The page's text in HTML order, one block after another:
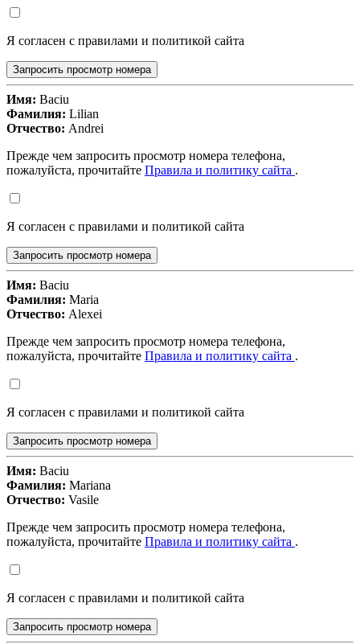
Я согласен с правилами и политикой сайта
Запросить просмотр номера
Имя: Baciu
Фамилия: Lilian
Отчество: Andrei
Прежде чем запросить просмотр номера телефона,
пожалуйста, прочитайте Правила и политику сайта .
Я согласен с правилами и политикой сайта
Запросить просмотр номера
Имя: Baciu
Фамилия: Maria
Отчество: Alexei
Прежде чем запросить просмотр номера телефона,
пожалуйста, прочитайте Правила и политику сайта .
Я согласен с правилами и политикой сайта
Запросить просмотр номера
Имя: Baciu
Фамилия: Mariana
Отчество: Vasile
Прежде чем запросить просмотр номера телефона,
пожалуйста, прочитайте Правила и политику сайта .
Я согласен с правилами и политикой сайта
Запросить просмотр номера